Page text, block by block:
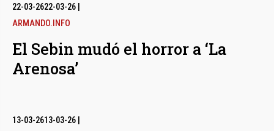
22-03-2622-03-26
ARMANDO.INFO
El Sebin mudó el horror a ‘La
Arenosa’
13-03-2613-03-26